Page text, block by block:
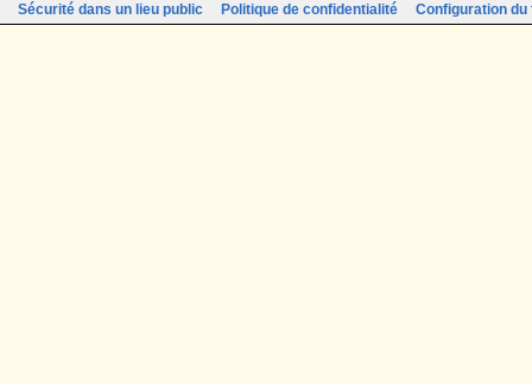
Sécurité dans un lieu public
Politique de confidentialité Configuration du